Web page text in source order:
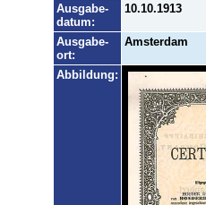
Ausgabe-
datum:
10.10.1913
Ausgabe-
ort:
Amsterdam
Abbildung: